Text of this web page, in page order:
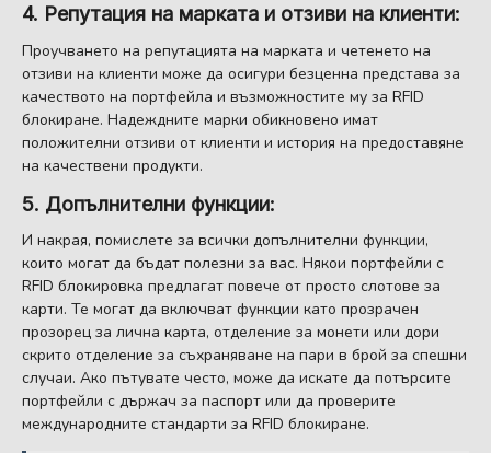
4. Репутация на марката и отзиви на клиенти:
Проучването на репутацията на марката и четенето на
отзиви на клиенти може да осигури безценна представа за
качеството на портфейла и възможностите му за RFID
блокиране. Надеждните марки обикновено имат
положителни отзиви от клиенти и история на предоставяне
на качествени продукти.
5. Допълнителни функции:
И накрая, помислете за всички допълнителни функции,
които могат да бъдат полезни за вас. Някои портфейли с
RFID блокировка предлагат повече от просто слотове за
карти. Те могат да включват функции като прозрачен
прозорец за лична карта, отделение за монети или дори
скрито отделение за съхраняване на пари в брой за спешни
случаи. Ако пътувате често, може да искате да потърсите
портфейли с държач за паспорт или да проверите
международните стандарти за RFID блокиране.